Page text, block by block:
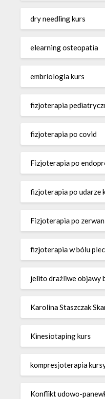
dry needling kurs
elearning osteopatia
embriologia kurs
fizjoterapia
fizjoterapia po covid
Fizjoterapia po
fizjoterapia po udarze
Fizjoterapia po
fizjoterapia w bólu
jelito drażliwe objawy
Karolina Staszczak
Kinesiotaping kurs
kompresjoterapia
Konflikt udowo-